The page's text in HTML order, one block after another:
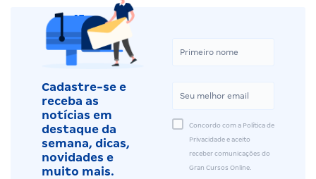
Cadastre-se e
receba as
notícias em
destaque da
semana, dicas,
novidades e
muito mais.
Concordo com a Política de
Privacidade e aceito
receber comunicações do
Gran Cursos Online.